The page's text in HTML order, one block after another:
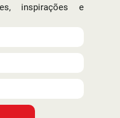
inspirações e